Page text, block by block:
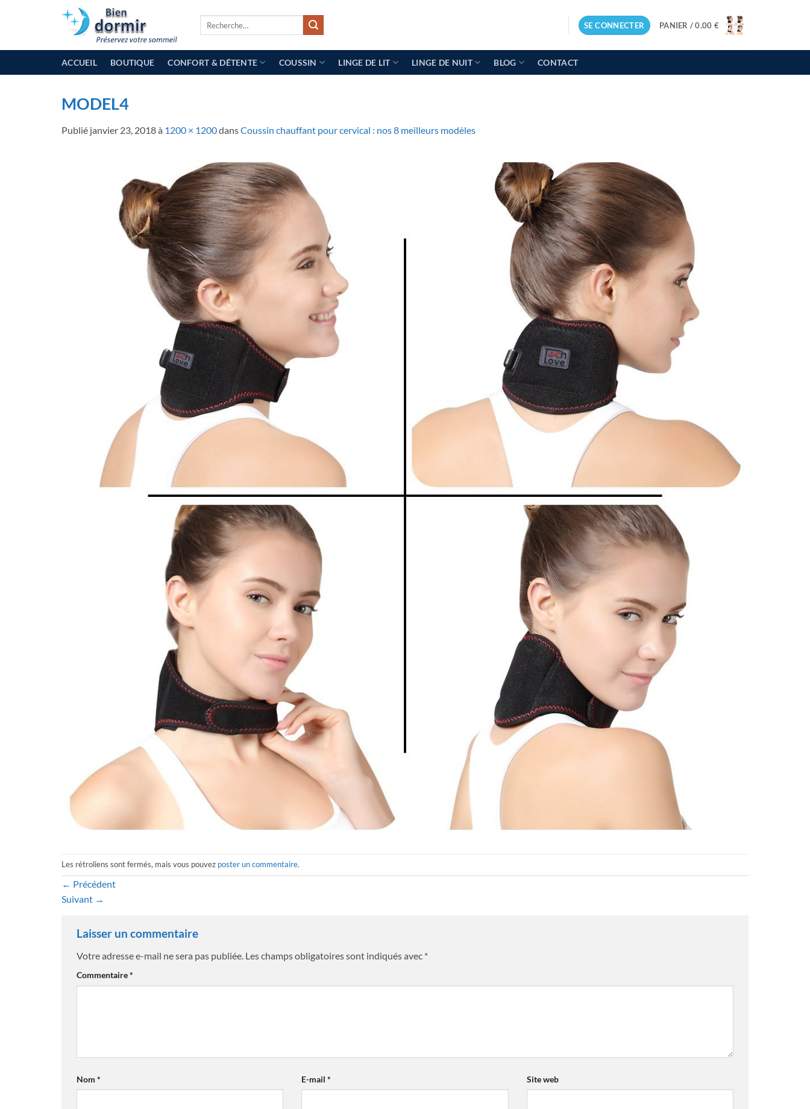
SE CONNECTER PANIER /0.00 €
ACCUEIL BOUTIQUE CONFORT & DÉTENTE COUSSIN LINGE DE LIT LINGE DE NUIT BLOG CONTACT
MODEL4
Publié janvier 23, 2018à 1200 × 1200dansCoussin chauffant pour cervical : nos 8 meilleurs modèles
Les rétroliens sont fermés, mais vous pouvez poster un commentaire.
← Précédent
Suivant →
Laisser un commentaire
Votre adresse e-mail ne sera pas publiée. Les champs obligatoires sont indiqués avec *
Commentaire*
Nom * E-mail* Site web